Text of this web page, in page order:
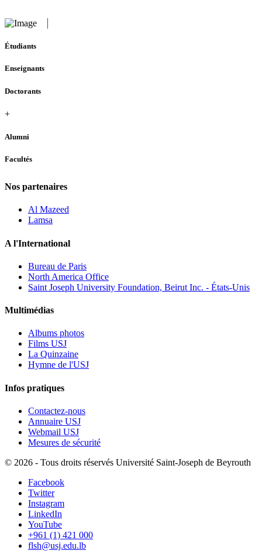
Étudiants
Enseignants
Doctorants
+
Alumni
Facultés
Nos partenaires
Al Mazeed
Lamsa
A l'International
Bureau de Paris
North America Office
Saint Joseph University Foundation, Beirut Inc. - États-Unis
Multimédias
Albums photos
Films USJ
La Quinzaine
Hymne de l'USJ
Infos pratiques
Contactez-nous
Annuaire USJ
Webmail USJ
Mesures de sécurité
© 2026 - Tous droits réservés Université Saint-Joseph de Beyrouth
Facebook
Twitter
Instagram
LinkedIn
YouTube
+961 (1) 421 000
flsh@usj.edu.lb